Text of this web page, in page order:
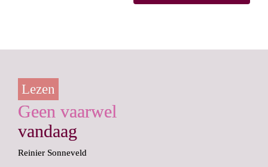
Lezen
Geen vaarwel
vandaag
Reinier Sonneveld